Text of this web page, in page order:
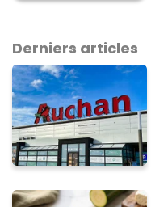
Derniers articles